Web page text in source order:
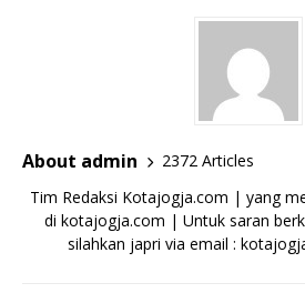
About admin
2372 Articles
Tim Redaksi Kotajogja.com | yang
di kotajogja.com | Untuk saran
silahkan japri via email :